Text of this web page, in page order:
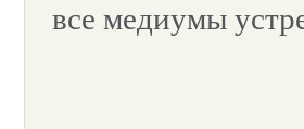
все медиумы